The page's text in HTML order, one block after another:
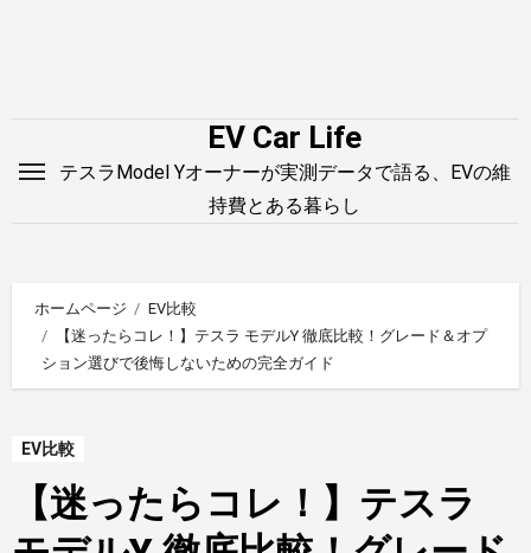
EV Car Life
テスラModel Yオーナーが実測データで語る、EVの維
持費とある暮らし
ホームページ
EV比較
【迷ったらコレ！】テスラ モデルY 徹底比較！グレード＆オプ
ション選びで後悔しないための完全ガイド
EV比較
【迷ったらコレ！】テスラ